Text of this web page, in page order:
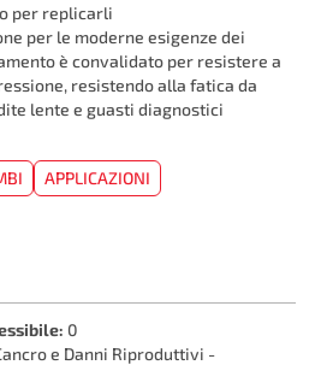
per replicarli
per le moderne esigenze dei
è convalidato per resistere a
resistendo alla fatica da
lente e guasti diagnostici
APPLICAZIONI
0
e Danni Riproduttivi -